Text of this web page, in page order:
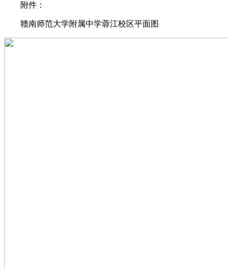
附件：
赣南师范大学附属中学蓉江校区平面图